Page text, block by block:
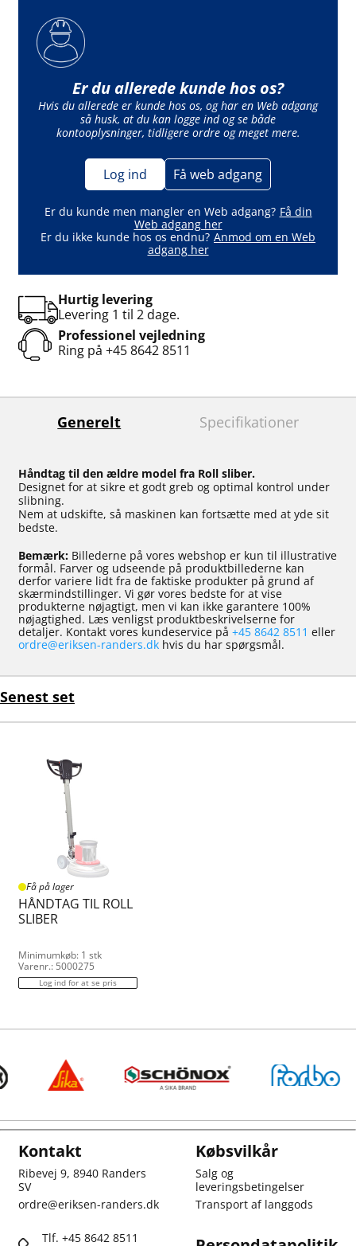
Er du allerede kunde hos os?
Hvis du allerede er kunde hos os, og har en Web adgang
så husk, at du kan logge ind og se både
kontooplysninger, tidligere ordre og meget mere.
Log ind Få web adgang
Er du kunde men mangler en Web adgang? Få din
Web adgang her
Er du ikke kunde hos os endnu? Anmod om en Web
adgang her
Hurtig levering
Levering 1 til 2 dage.
Professionel vejledning
Ring på +45 8642 8511
Generelt Specifikationer
Håndtag til den ældre model fra Roll sliber.
Designet for at sikre et godt greb og optimal kontrol under
slibning.
Nem at udskifte, så maskinen kan fortsætte med at yde sit
bedste.
Bemærk: Billederne på vores webshop er kun til illustrative
formål. Farver og udseende på produktbillederne kan
derfor variere lidt fra de faktiske produkter på grund af
skærmindstillinger. Vi gør vores bedste for at vise
produkterne nøjagtigt, men vi kan ikke garantere 100%
nøjagtighed. Læs venligst produktbeskrivelserne for
detaljer. Kontakt vores kundeservice på +45 8642 8511 eller
ordre@eriksen-randers.dk hvis du har spørgsmål.
Senest set
Få på lager
HÅNDTAG TIL ROLL
SLIBER
Minimumkøb: 1 stk
Varenr.: 5000275
Log ind for at se pris
Kontakt
Ribevej 9, 8940 Randers
SV
ordre@eriksen-randers.dk
Tlf. +45 8642 8511
Købsvilkår
Salg og
leveringsbetingelser
Transport af langgods